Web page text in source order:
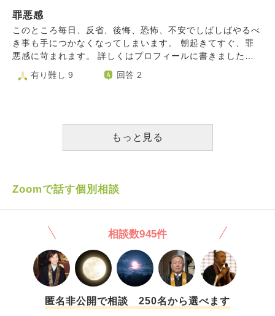
死ぬことしか考えられません。
じていいのかという気持ちがあります。 このような苦しみ
も罰だと思うのですが、 わたしはどのような気持ちで生活
していけばいいのでしょうか。 また、今後もし誰かと交際
するようなことになれば、このことを隠して交際してもいい
の相談内容と被っているので、そちらも踏まえて、前回の先
罪悪感
このところ毎日、反省、後悔、恐怖、不安でしばしばやるべ
き事も手につかなくなってしまいます。 朝起きてすぐ、罪
悪感に苛まれます。 詳しくはプロフィールに書きました。
自分のような人間が幸せになっても良いのだろうかと考えて
しまいます。
有り難し 9 回答 2
もっと見る
Zoomで話す個別相談
相談数945件
匿名非公開で相談 250名から選べます